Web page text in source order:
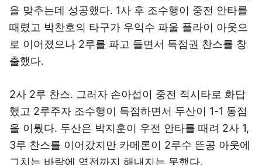
을 맞추는데 성공했다. 1사 후 조수행이 중전 안타를
때렸고 박찬호의 타구가 우익수 파울 플라이 아웃으
로 이어졌으나 2루를 파고 들면서 득점권 찬스를 창
출했다.
2사 2루 찬스. 그러자 손아섭이 중전 적시타로 화답
했고 2루주자 조수행이 득점하면서 두산이 1-1 동점
을 이뤘다. 두산은 박지훈이 우전 안타를 때려 2사 1,
3루 찬스를 이어갔지만 카메론이 2루수 뜬공 아웃에
그치는 바람에 역전까지 해내지는 못했다.